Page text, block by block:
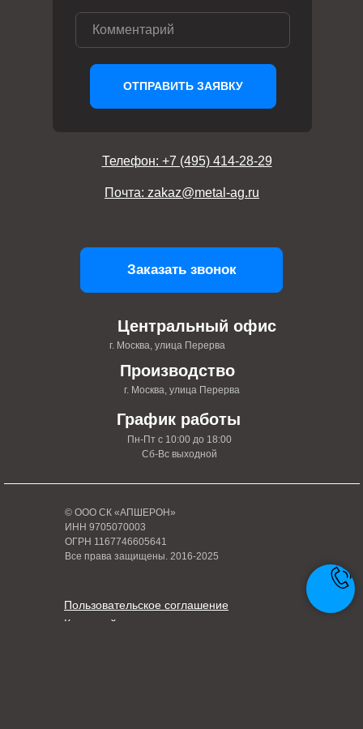
© ООО СК «АПШЕРОН»
ИНН 9705070003
ОГРН 1167746605641
Все права защищены. 2016-2025
Карта сайта
Пользовательское соглашение
ОТПРАВИТЬ ЗАЯВКУ
Центральный офис
г. Москва, улица Перерва
График работы
Пн-Пт с 10:00 до 18:00
Сб-Вс выходной
Производство
г. Москва, улица Перерва
Телефон: +7 (495) 414-28-29
Почта: zakaz@metal-ag.ru
Заказать звонок